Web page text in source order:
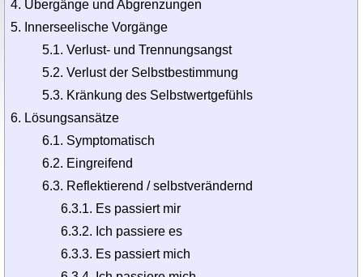
Übergänge und Abgrenzungen
Innerseelische Vorgänge
5.1. Verlust- und Trennungsangst
5.2. Verlust der Selbstbestimmung
5.3. Kränkung des Selbstwertgefühls
Lösungsansätze
6.1. Symptomatisch
6.2. Eingreifend
6.3. Reflektierend / selbstverändernd
6.3.1. Es passiert mir
6.3.2. Ich passiere es
6.3.3. Es passiert mich